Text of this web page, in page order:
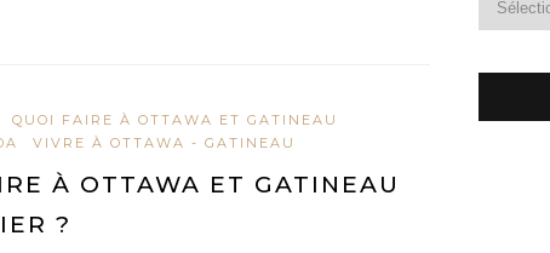
QUOI FAIRE À OTTAWA ET GATINEAU
VIVRE À OTTAWA - GATINEAU
À OTTAWA ET GATINEAU
?